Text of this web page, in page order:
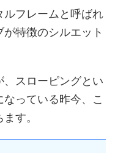
ルフレームと呼ばれ
特徴のシルエット
スローピングとい
っている昨今、こ
す。